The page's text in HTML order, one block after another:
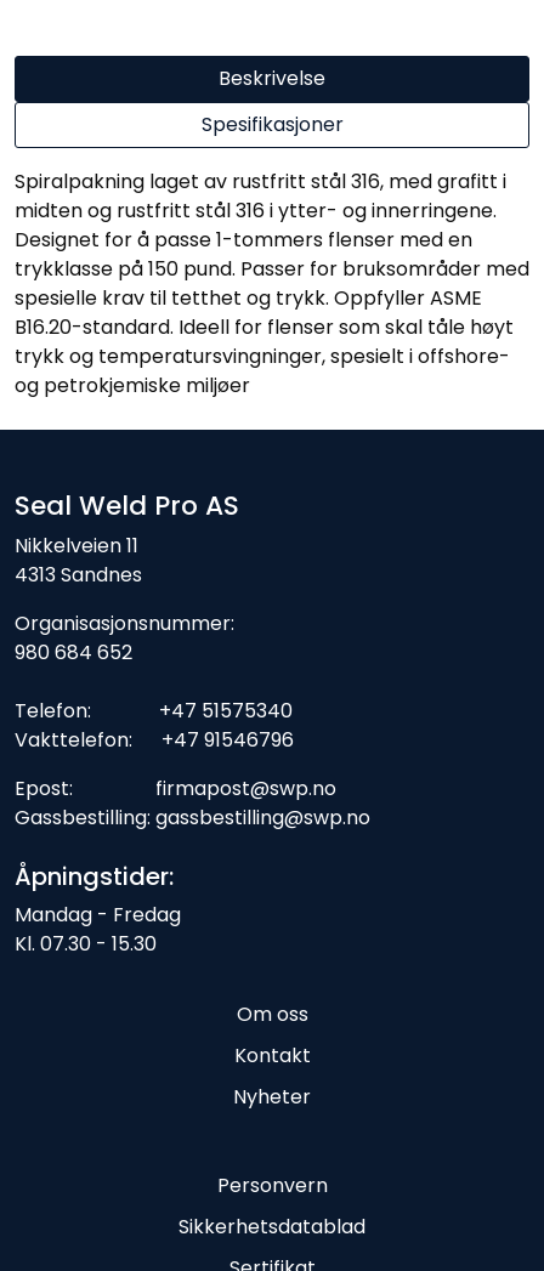
Beskrivelse
Spesifikasjoner
Spiralpakning laget av rustfritt stål 316, med grafitt i
midten og rustfritt stål 316 i ytter- og innerringene.
Designet for å passe 1-tommers flenser med en
trykklasse på 150 pund. Passer for bruksområder med
spesielle krav til tetthet og trykk. Oppfyller ASME
B16.20-standard. Ideell for flenser som skal tåle høyt
trykk og temperatursvingninger, spesielt i offshore-
og petrokjemiske miljøer
Seal Weld Pro AS
Nikkelveien 11
4313 Sandnes
Organisasjonsnummer:
980 684 652
Telefon: +47 51575340
Vakttelefon: +47 91546796
Epost: firmapost@swp.no
Gassbestilling: gassbestilling@swp.no
Åpningstider:
Mandag - Fredag
Kl. 07.30 - 15.30
Om oss
Kontakt
Nyheter
Personvern
Sikkerhetsdatablad